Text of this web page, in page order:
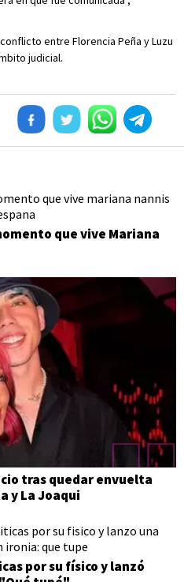
entre Florencia Peña y Luzu
judicial.
que vive Mariana
tras quedar envuelta
y La Joaqui
por su físico y lanzó